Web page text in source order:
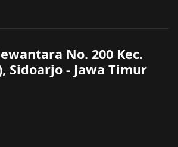
No. 200 Kec.
Sidoarjo - Jawa Timur